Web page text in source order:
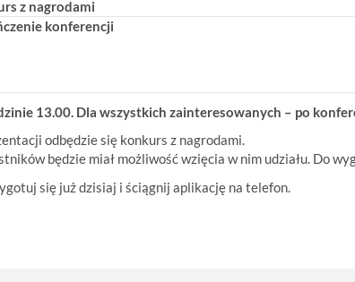
z nagrodami
konferencji
13.00. Dla wszystkich zainteresowanych – po
odbędzie się konkurs z nagrodami.
będzie miał możliwość wzięcia w nim udziału. Do
się już dzisiaj i ściągnij aplikację na telefon.